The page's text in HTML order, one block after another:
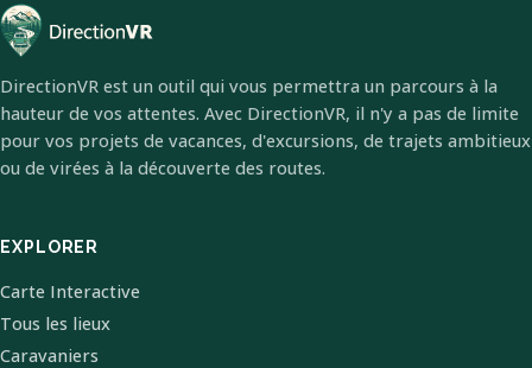
DirectionVR est un outil qui vous permettra un parcours à la
hauteur de vos attentes. Avec DirectionVR, il n'y a pas de limite
pour vos projets de vacances, d'excursions, de trajets ambitieux
ou de virées à la découverte des routes.
EXPLORER
Carte Interactive
Tous les lieux
Caravaniers